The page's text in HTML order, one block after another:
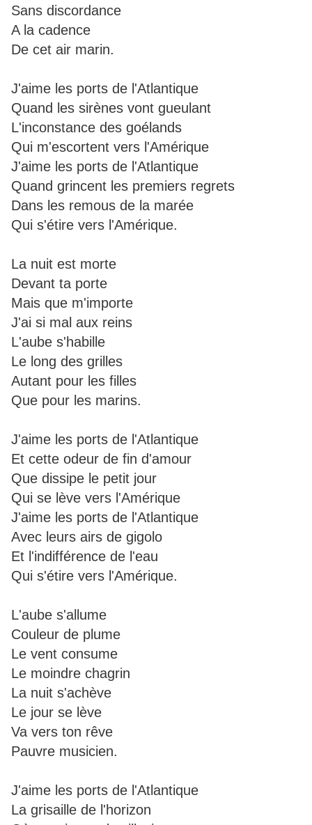
Sans discordance
A la cadence
De cet air marin.
J'aime les ports de l'Atlantique
Quand les sirènes vont gueulant
L'inconstance des goélands
Qui m'escortent vers l'Amérique
J'aime les ports de l'Atlantique
Quand grincent les premiers regrets
Dans les remous de la marée
Qui s'étire vers l'Amérique.
La nuit est morte
Devant ta porte
Mais que m'importe
J'ai si mal aux reins
L'aube s'habille
Le long des grilles
Autant pour les filles
Que pour les marins.
J'aime les ports de l'Atlantique
Et cette odeur de fin d'amour
Que dissipe le petit jour
Qui se lève vers l'Amérique
J'aime les ports de l'Atlantique
Avec leurs airs de gigolo
Et l'indifférence de l'eau
Qui s'étire vers l'Amérique.
L'aube s'allume
Couleur de plume
Le vent consume
Le moindre chagrin
La nuit s'achève
Le jour se lève
Va vers ton rêve
Pauvre musicien.
J'aime les ports de l'Atlantique
La grisaille de l'horizon